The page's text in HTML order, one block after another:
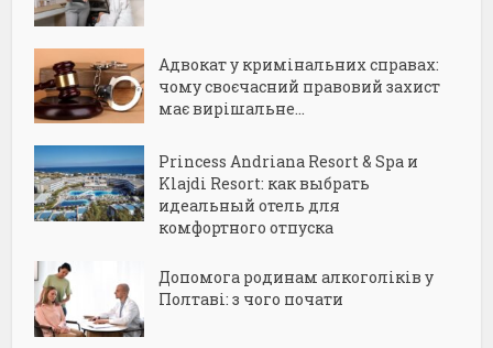
Адвокат у кримінальних справах:
чому своєчасний правовий захист
має вирішальне...
Princess Andriana Resort & Spa и
Klajdi Resort: как выбрать
идеальный отель для
комфортного отпуска
Допомога родинам алкоголіків у
Полтаві: з чого почати